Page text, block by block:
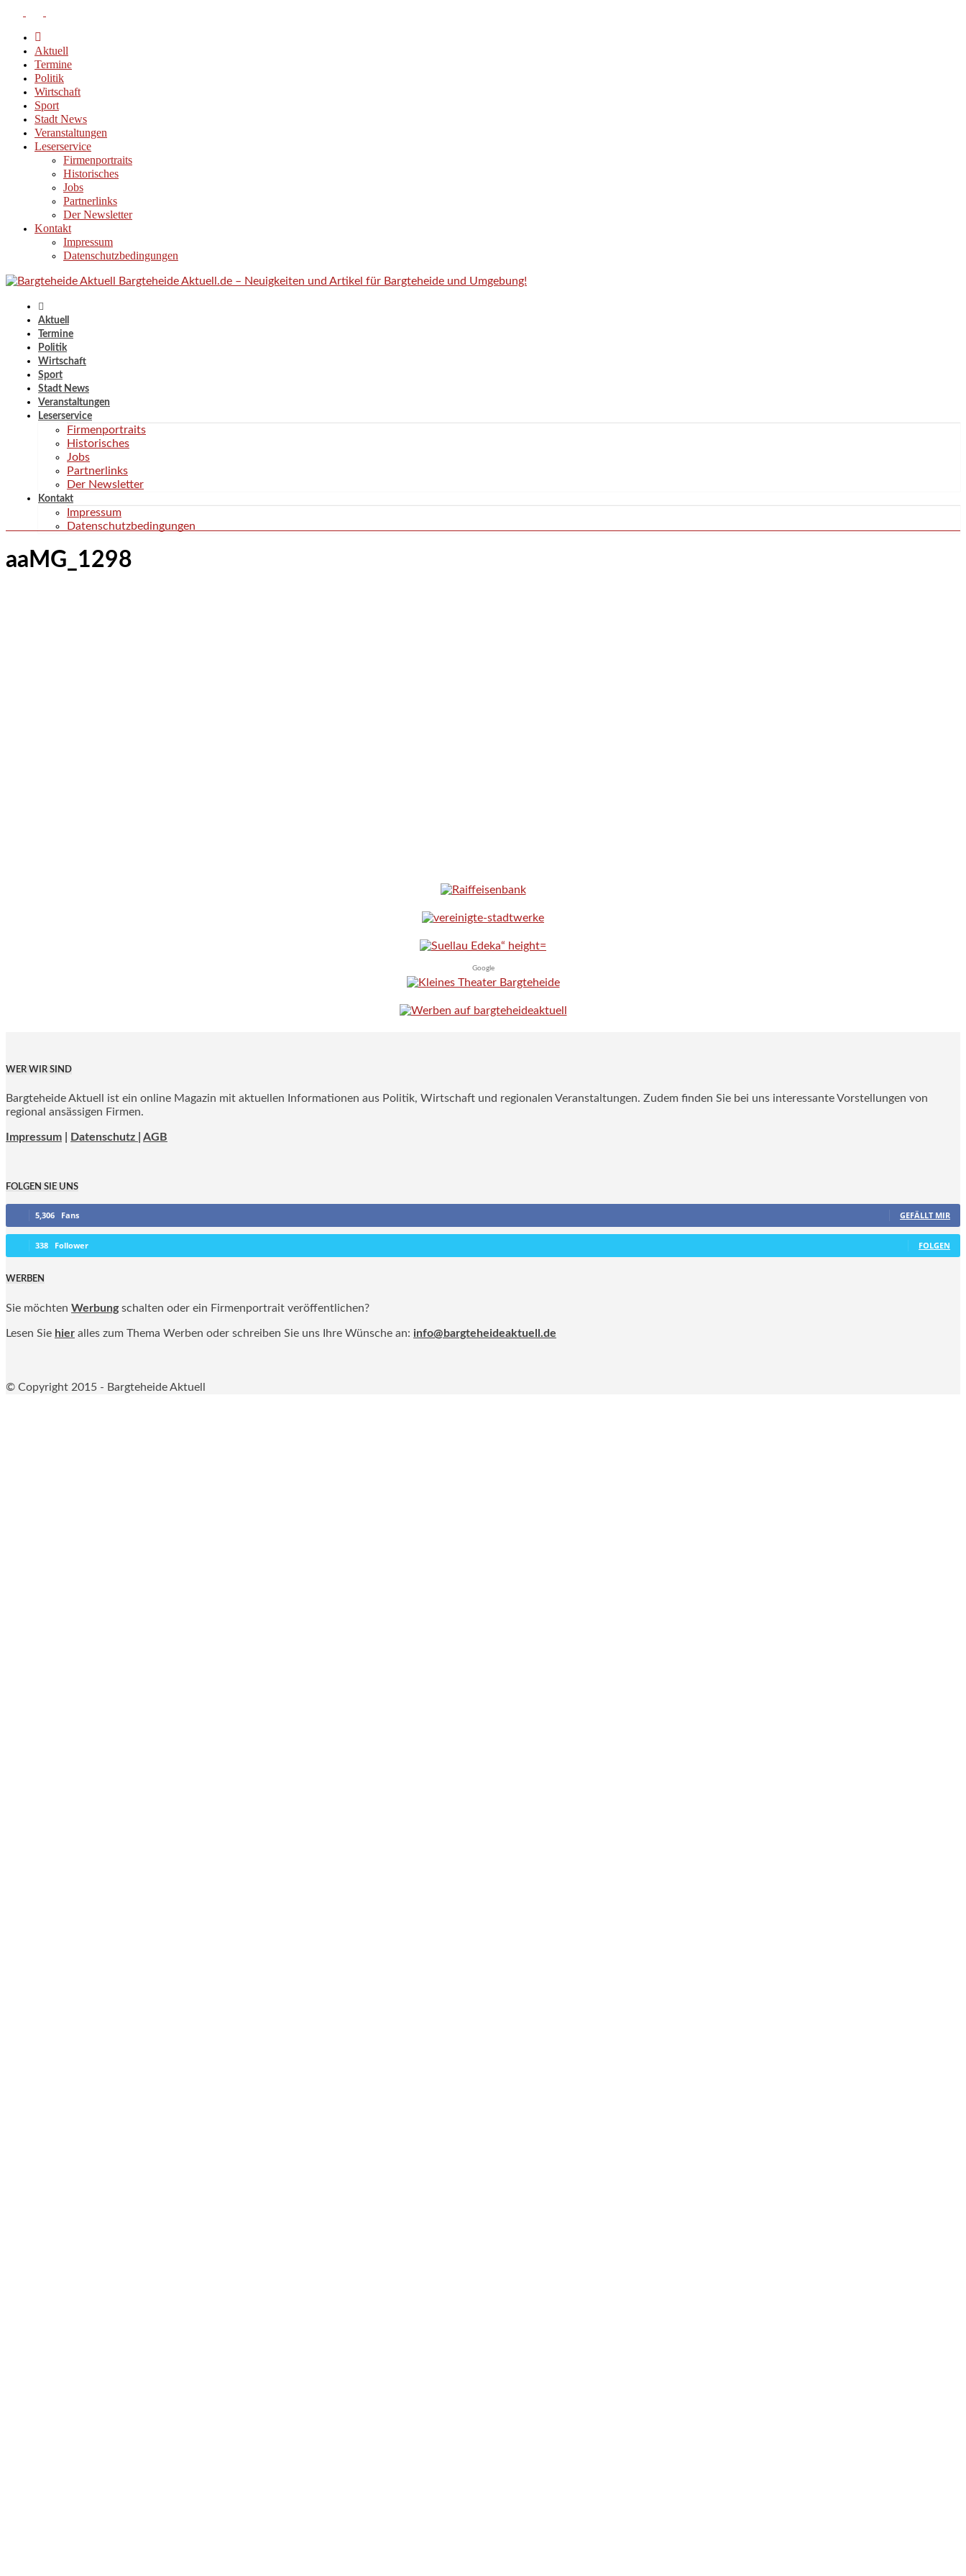
Aktuell
Termine
Politik
Wirtschaft
Sport
Stadt News
Veranstaltungen
Leserservice
Firmenportraits
Historisches
Jobs
Partnerlinks
Der Newsletter
Kontakt
Impressum
Datenschutzbedingungen
Bargteheide Aktuell.de – Neuigkeiten und Artikel für Bargteheide und Umgebung!
Aktuell
Termine
Politik
Wirtschaft
Sport
Stadt News
Veranstaltungen
Leserservice
Firmenportraits
Historisches
Jobs
Partnerlinks
Der Newsletter
Kontakt
Impressum
Datenschutzbedingungen
aaMG_1298
Google
WER WIR SIND
Bargteheide Aktuell ist ein online Magazin mit aktuellen Informationen aus Politik, Wirtschaft und regionalen Veranstaltungen. Zudem finden Sie bei uns interessante Vorstellungen von
regional ansässigen Firmen.
Impressum Datenschutz | AGB
FOLGEN SIE UNS
5,306 Fans GEFÄLLT MIR
338 Follower FOLGEN
WERBEN
Sie möchten Werbung schalten oder ein Firmenportrait veröffentlichen?
Lesen Sie hier alles zum Thema Werben oder schreiben Sie uns Ihre Wünsche an: info@bargteheideaktuell.de
© Copyright 2015 - Bargteheide Aktuell